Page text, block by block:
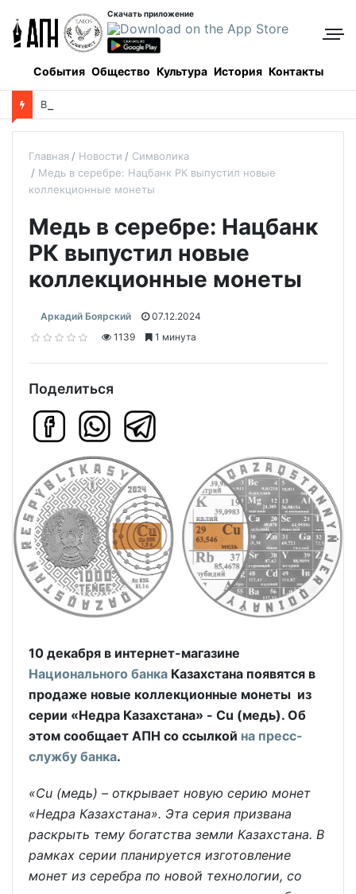
Скачать приложение
События Общество Культура История Контакты
Главная Новости
Символика
Медь в серебре: Нацбанк РК выпустил новые
коллекционные монеты
Медь в серебре: Нацбанк
РК выпустил новые
коллекционные монеты
Аркадий Боярский
07.12.2024
1139
1 минута
Поделиться
10 декабря в интернет-магазине
Национального банка Казахстана появятся в
продаже новые коллекционные монеты из
серии «Недра Казахстана» - Cu (медь). Об
этом сообщает АПН со ссылкой на пресс-
службу банка.
«Cu (медь) – открывает новую серию монет
«Недра Казахстана». Эта серия призвана
раскрыть тему богатства земли Казахстана. В
рамках серии планируется изготовление
монет из серебра по новой технологии, со